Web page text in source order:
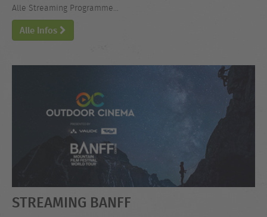
Alle Streaming Programme...
Alle Infos
STREAMING BANFF